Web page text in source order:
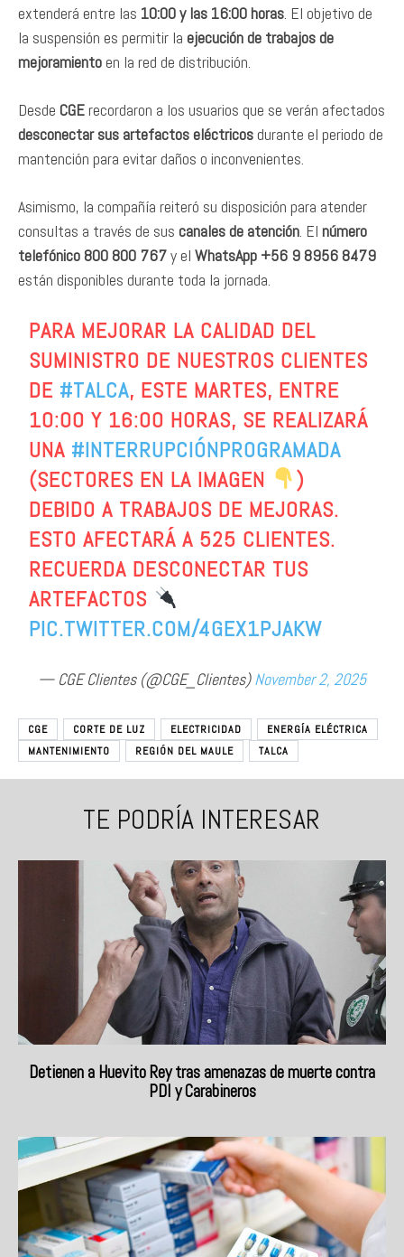
extenderá entre las 10:00 y las 16:00 horas . El objetivo de
la suspensión es permitir la ejecución de trabajos de
mejoramientoen la red de distribución.
Desde CGErecordaron a los usuarios que se verán afectados
desconectar sus artefactos eléctricosdurante el periodo de
mantención para evitar daños o inconvenientes.
Asimismo, la compañía reiteró su disposición para atender
consultas a través de sus canales de atención . El número
telefónico 800 800 767y el WhatsApp +56 9 8956 8479
están disponibles durante toda la jornada.
PARA MEJORAR LA CALIDAD DEL
SUMINISTRO DE NUESTROS CLIENTES
DE #TALCA, ESTE MARTES, ENTRE
10:00 Y 16:00 HORAS, SE REALIZARÁ
UNA #INTERRUPCIÓNPROGRAMADA
(SECTORES EN LA IMAGEN
)
DEBIDO A TRABAJOS DE MEJORAS.
ESTO AFECTARÁ A 525 CLIENTES.
RECUERDA DESCONECTAR TUS
ARTEFACTOS
PIC.TWITTER.COM/4GEX1PJAKW
— CGE Clientes (@CGE_Clientes)November 2, 2025
CGE CORTE DE LUZ ELECTRICIDAD
ENERGÍA ELÉCTRICA
MANTENIMIENTO
REGIÓN DEL MAULE TALCA
TE PODRÍA INTERESAR
Detienen a Huevito Rey tras amenazas de muerte contra
PDI y Carabineros